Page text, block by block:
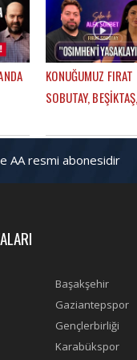
FUTBOLARENA
KONUĞUMUZ FIRAT
SOBUTAY, BEŞİKTAŞ,
MONTELLA, EN
DEPLASMAN | SELEN
ALFA SOHBET
AA resmi abonesidir
Başakşehir
Gaziantepspor
Gençlerbirliği
Karabükspor